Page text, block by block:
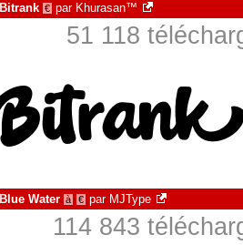
Bitrank € par Khurasan™
51 118
Blue Water à € par MJType
114 843